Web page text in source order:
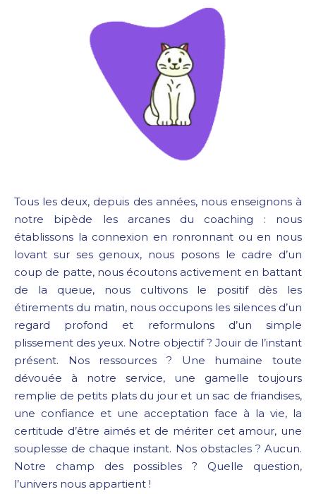
Tous les deux, depuis des années, nous enseignons à
notre bipède les arcanes du coaching : nous
établissons la connexion en ronronnant ou en nous
lovant sur ses genoux, nous posons le cadre d’un
coup de patte, nous écoutons activement en battant
de la queue, nous cultivons le positif dès les
étirements du matin, nous occupons les silences d’un
regard profond et reformulons d’un simple
plissement des yeux. Notre objectif ? Jouir de l’instant
présent. Nos ressources ? Une humaine toute
dévouée à notre service, une gamelle toujours
remplie de petits plats du jour et un sac de friandises,
une confiance et une acceptation face à la vie, la
certitude d’être aimés et de mériter cet amour, une
souplesse de chaque instant. Nos obstacles ? Aucun.
Notre champ des possibles ? Quelle question,
l’univers nous appartient !